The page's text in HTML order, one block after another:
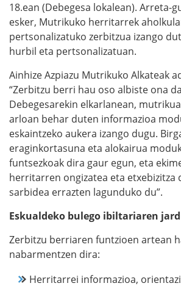
18.ean (Debegesa lokalean). Arreta-
esker, Mutrikuko herritarrek
pertsonalizatuko zerbitzua izango
hurbil eta pertsonalizatuan.
Ainhize Azpiazu Mutrikuko Alkateak
“Zerbitzu berri hau oso albiste ona
Debegesarekin elkarlanean,
arloan behar duten informazioa
eskaintzeko aukera izango dugu.
eraginkortasuna eta alokairua
funtsezkoak dira gaur egun, eta
herritarren ongizatea eta etxebizitza
sarbidea errazten lagunduko du”.
Eskualdeko bulego ibiltariaren
Zerbitzu berriaren funtzioen artean
nabarmentzen dira:
Herritarrei informazioa,